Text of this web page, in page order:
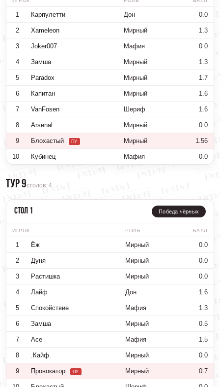
1 Карпулетти Дон 0.0
2 Xameleon Мирный 1.3
3 Joker007 Мафия 0.0
4 Замша Мирный 1.3
5 Paradox Мирный 1.7
6 Капитан Мирный 1.6
7 VanFosen Шериф 1.6
8 Arsenal Мирный 0.0
9 Блохастый ПУ Мирный 1.56
10 Кубинец Мафия 0.0
Тур 9столов: 4
Стол 1 Победа чёрных
ИГРОК РОЛЬ БАЛЛ
1 Ёж Мирный 0.0
2 Дуня Мирный 0.0
3 Растишка Мирный 0.0
4 Лайф Дон 1.6
5 Спокойствие Мафия 1.3
6 Замша Мирный 0.5
7 Ace Мафия 1.5
8 .Кайф. Мирный 0.0
9 Провокатор ПУ Мирный 0.7